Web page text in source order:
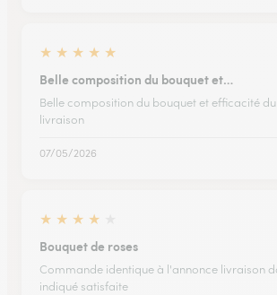
★ ★ ★ ★ ★
Belle composition du bouquet et…
Belle composition du bouquet et efficacité
livraison
07/05/2026
★ ★ ★ ★
Bouquet de roses
Commande identique à l'annonce livraison
indiqué satisfaite